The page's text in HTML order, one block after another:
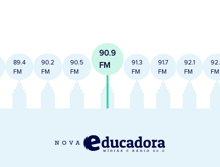
89.4
FM
90.2
FM
90.5
FM
90.9
FM
91.3
FM
91.7
FM
92.1
FM
FM